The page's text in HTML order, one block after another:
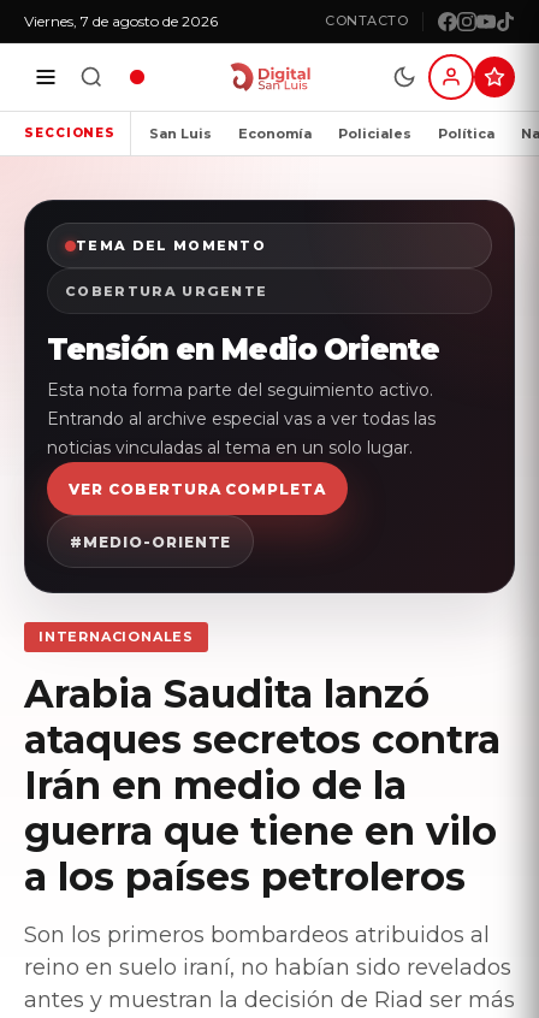
Viernes, 7 de agosto de 2026 CONTACTO
SECCIONES San Luis Economía Policiales Política
TEMA DEL MOMENTO
COBERTURA URGENTE
Tensión en Medio Oriente
Esta nota forma parte del seguimiento activo.
Entrando al archive especial vas a ver todas las
noticias vinculadas al tema en un solo lugar.
VER COBERTURA COMPLETA
#MEDIO-ORIENTE
INTERNACIONALES
Arabia Saudita lanzó
ataques secretos contra
Irán en medio de la
guerra que tiene en vilo
a los países petroleros
Son los primeros bombardeos atribuidos al
reino en suelo iraní, no habían sido revelados
antes y muestran la decisión de Riad ser más